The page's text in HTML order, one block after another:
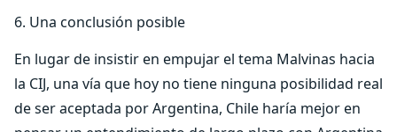
6. Una conclusión posible
En lugar de insistir en empujar el tema Malvinas hacia
la CIJ, una vía que hoy no tiene ninguna posibilidad real
de ser aceptada por Argentina, Chile haría mejor en